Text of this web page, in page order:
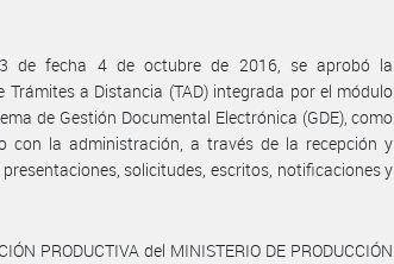
de fecha 4 de octubre de 2016, se aprobó la
a Distancia (TAD) integrada por el módulo
de Gestión Documental Electrónica (GDE), como
con la administración, a través de la recepción y
solicitudes, escritos, notificaciones y
PRODUCTIVA del MINISTERIO DE PRODUCCIÓN